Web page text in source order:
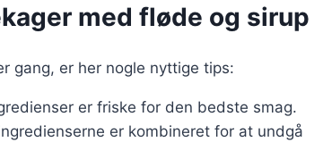
med fløde og sirup
gang, er her nogle nyttige tips:
er friske for den bedste smag.
er kombineret for at undgå